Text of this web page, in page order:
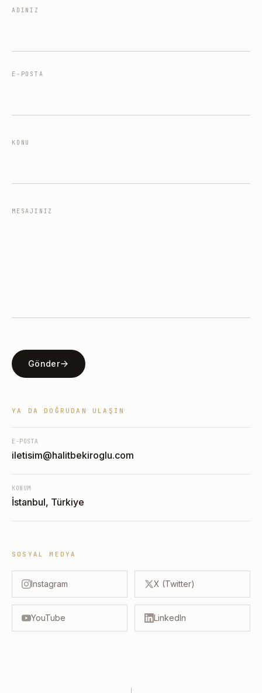
ADINIZ
E-POSTA
KONU
MESAJINIZ
Gönder
YA DA DOĞRUDAN ULAŞIN
E-POSTA
iletisim@halitbekiroglu.com
KONUM
İstanbul, Türkiye
SOSYAL MEDYA
Instagram X (Twitter)
YouTube LinkedIn